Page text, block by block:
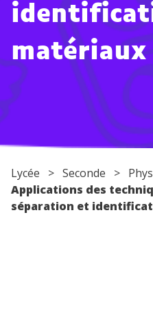
Conseils pour les parents
matériaux
Lycée > Seconde >
Applications des
séparation et